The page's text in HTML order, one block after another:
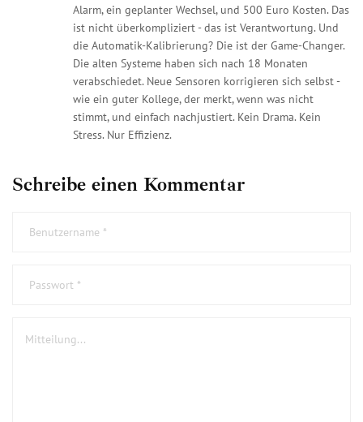
Alarm, ein geplanter Wechsel, und 500 Euro Kosten. Das
ist nicht überkompliziert - das ist Verantwortung. Und
die Automatik-Kalibrierung? Die ist der Game-Changer.
Die alten Systeme haben sich nach 18 Monaten
verabschiedet. Neue Sensoren korrigieren sich selbst -
wie ein guter Kollege, der merkt, wenn was nicht
stimmt, und einfach nachjustiert. Kein Drama. Kein
Stress. Nur Effizienz.
Schreibe einen Kommentar